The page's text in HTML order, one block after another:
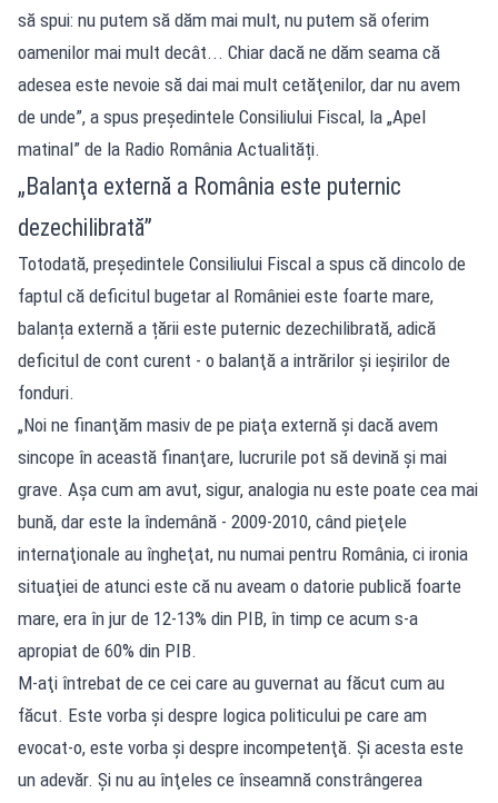
să spui: nu putem să dăm mai mult, nu putem să oferim
oamenilor mai mult decât... Chiar dacă ne dăm seama că
adesea este nevoie să dai mai mult cetăţenilor, dar nu avem
de unde”, a spus președintele Consiliului Fiscal, la „Apel
matinal” de la Radio România Actualități.
„Balanţa externă a România este puternic
dezechilibrată”
Totodată, președintele Consiliului Fiscal a spus că dincolo de
faptul că deficitul bugetar al României este foarte mare,
balanța externă a țării este puternic dezechilibrată, adică
deficitul de cont curent - o balanţă a intrărilor şi ieşirilor de
fonduri.
„Noi ne finanţăm masiv de pe piaţa externă şi dacă avem
sincope în această finanţare, lucrurile pot să devină şi mai
grave. Aşa cum am avut, sigur, analogia nu este poate cea mai
bună, dar este la îndemână - 2009-2010, când pieţele
internaţionale au îngheţat, nu numai pentru România, ci ironia
situaţiei de atunci este că nu aveam o datorie publică foarte
mare, era în jur de 12-13% din PIB, în timp ce acum s-a
apropiat de 60% din PIB.
M-aţi întrebat de ce cei care au guvernat au făcut cum au
făcut. Este vorba şi despre logica politicului pe care am
evocat-o, este vorba şi despre incompetenţă. Şi acesta este
un adevăr. Şi nu au înţeles ce înseamnă constrângerea